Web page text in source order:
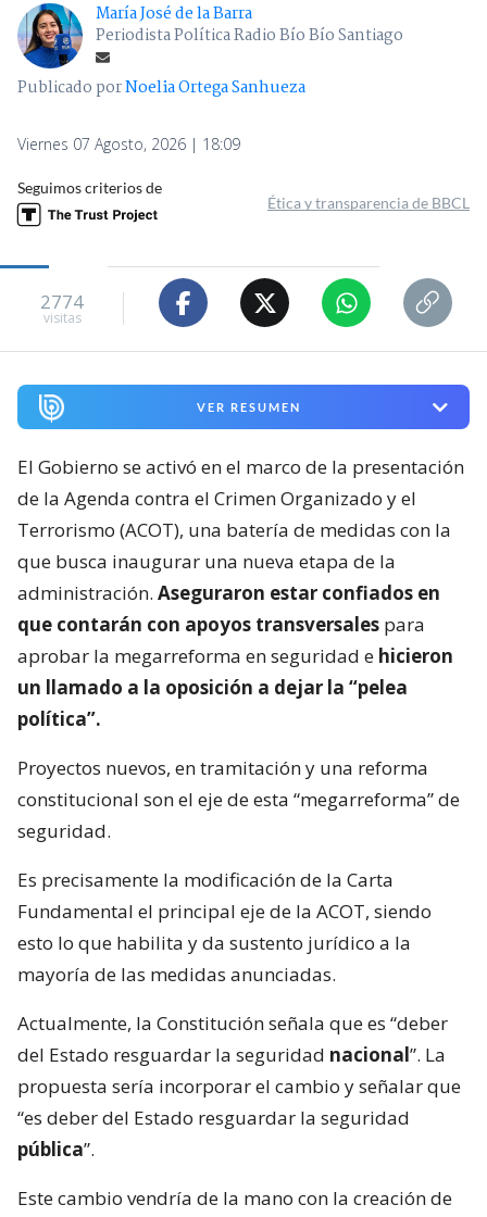
María José de la Barra
Periodista Política Radio Bío Bío Santiago
Publicado porNoelia Ortega Sanhueza
Viernes 07 Agosto, 2026 | 18:09
Seguimos criterios de
Ética y transparencia de BBCL
2774
visitas
VER RESUMEN
El Gobierno se activó en el marco de la presentación
de la Agenda contra el Crimen Organizado y el
Terrorismo (ACOT), una batería de medidas con la
que busca inaugurar una nueva etapa de la
administración. Aseguraron estar confiados en
que contarán con apoyos transversales para
aprobar la megarreforma en seguridad e hicieron
un llamado a la oposición a dejar la “pelea
política”.
Proyectos nuevos, en tramitación y una reforma
constitucional son el eje de esta “megarreforma” de
seguridad.
Es precisamente la modificación de la Carta
Fundamental el principal eje de la ACOT, siendo
esto lo que habilita y da sustento jurídico a la
mayoría de las medidas anunciadas.
Actualmente, la Constitución señala que es “deber
del Estado resguardar la seguridad nacional”. La
propuesta sería incorporar el cambio y señalar que
“es deber del Estado resguardar la seguridad
pública”.
Este cambio vendría de la mano con la creación de